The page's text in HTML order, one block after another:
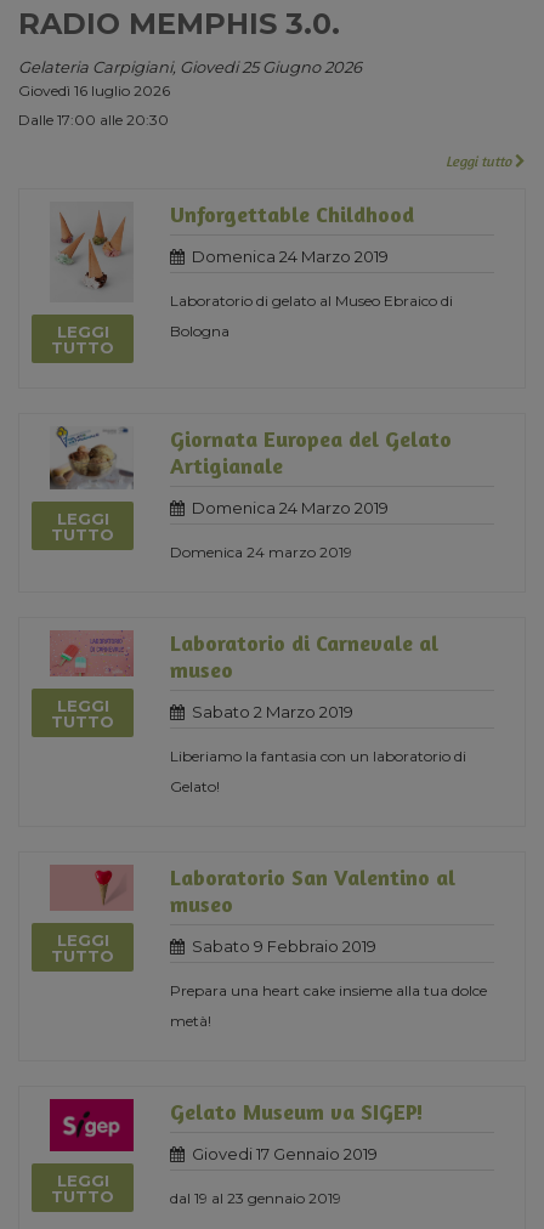
RADIO MEMPHIS 3.0.
Gelateria Carpigiani, Giovedi 25 Giugno 2026
Giovedì 16 luglio 2026
Dalle 17:00 alle 20:30
Leggi tutto
LEGGI
TUTTO
Unforgettable Childhood
Domenica 24 Marzo 2019
Laboratorio di gelato al Museo Ebraico di
Bologna
LEGGI
TUTTO
Giornata Europea del Gelato
Artigianale
Domenica 24 Marzo 2019
Domenica 24 marzo 2019
LEGGI
TUTTO
Laboratorio di Carnevale al
museo
Sabato 2 Marzo 2019
Liberiamo la fantasia con un laboratorio di
Gelato!
LEGGI
TUTTO
Laboratorio San Valentino al
museo
Sabato 9 Febbraio 2019
Prepara una heart cake insieme alla tua dolce
metà!
LEGGI
TUTTO
Gelato Museum va SIGEP!
Giovedi 17 Gennaio 2019
dal 19 al 23 gennaio 2019